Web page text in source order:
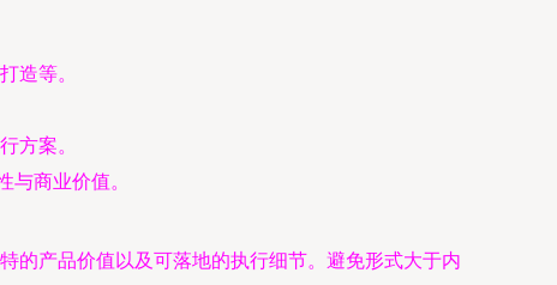
造等。
方案。
商业价值。
的产品价值以及可落地的执行细节。避免形式大于内